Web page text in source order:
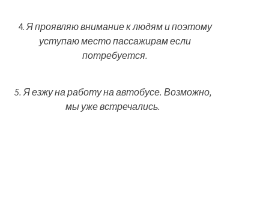
4. Я проявляю внимание к людям и поэтому
уступаю место пассажирам если
потребуется.
5. Я езжу на работу на автобусе. Возможно,
мы уже встречались.